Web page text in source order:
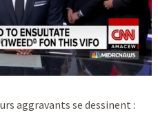
aggravants se dessinent :